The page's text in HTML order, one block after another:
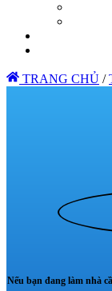
TRANG CHỦ /
Nếu bạn đang làm nhà